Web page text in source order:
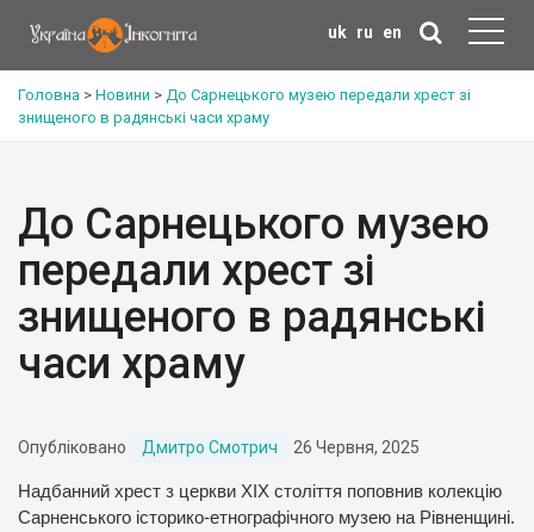
uk ru en
Головна > Новини > До Сарнецького музею передали хрест зі
знищеного в радянські часи храму
До Сарнецького музею
передали хрест зі
знищеного в радянські
часи храму
Опубліковано Дмитро Смотрич 26 Червня, 2025
Надбанний хрест з церкви ХІХ століття поповнив колекцію
Сарненського історико-етнографічного музею на Рівненщині.